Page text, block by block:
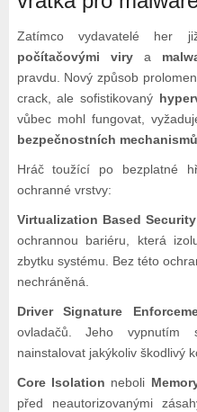
Zatímco vydavatelé her
počítačovými virya
pravdu. Nový způsob
crack, ale sofistikovaný
vůbec mohl fungovat,
bezpečnostních
Hráč toužící po bezplatné
ochranné vrstvy:
Virtualization Based Security
ochrannou bariéru, která
zbytku systému. Bez této
nechráněná.
Driver Signature
ovladačů. Jeho vypnutím
nainstalovat jakýkoliv škodlivý
Core Isolation neboli
před neautorizovanými